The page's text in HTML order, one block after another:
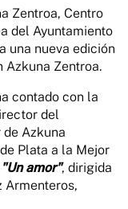
Zentroa, Centro
del Ayuntamiento
una nueva edición
Azkuna Zentroa.
contado con la
del
Azkuna
Plata a la Mejor
"Un amor", dirigida
Armenteros,